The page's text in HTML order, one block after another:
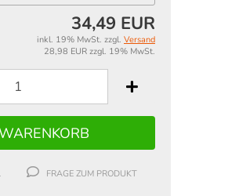
34,49 EUR
inkl. 19% MwSt. zzgl. Versand
28,98 EUR zzgl. 19% MwSt.
FRAGE ZUM PRODUKT